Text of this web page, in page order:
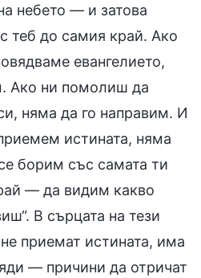
небето — и затова
теб до самия край. Ако
евангелието,
Ако ни помолиш да
няма да го направим. И
истината, няма
борим със самата ти
— да видим какво
В сърцата на тези
приемат истината, има
— причини да отричат